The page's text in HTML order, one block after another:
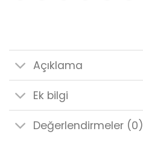
Açıklama
Ek bilgi
Değerlendirmeler (0)